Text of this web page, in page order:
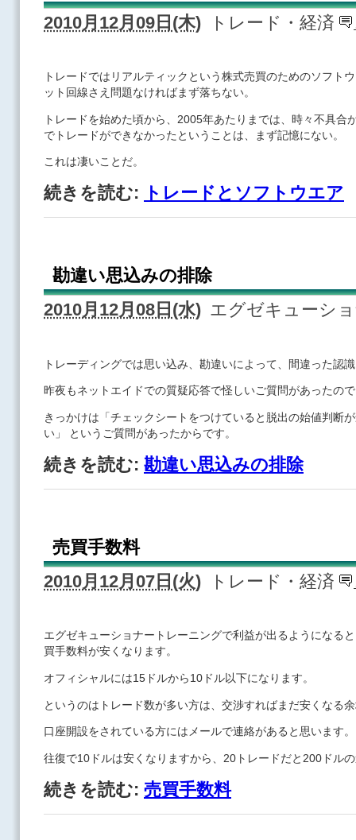
2010月12月09日(木)
トレード・経済
トレードではリアルティックという株式売買のためのソフト
ット回線さえ問題なければまず落ちない。
トレードを始めた頃から、2005年あたりまでは、時々不具
でトレードができなかったということは、まず記憶にない。
これは凄いことだ。
続きを読む: トレードとソフトウエア
勘違い思込みの排除
2010月12月08日(水) エグゼキューシ
トレーディングでは思い込み、勘違いによって、間違った認
昨夜もネットエイドでの質疑応答で怪しいご質問があったの
きっかけは「チェックシートをつけていると脱出の始値判
い」 というご質問があったからです。
続きを読む: 勘違い思込みの排除
売買手数料
2010月12月07日(火)
トレード・経済
エグゼキューショナートレーニングで利益が出るようになる
買手数料が安くなります。
オフィシャルには15ドルから10ドル以下になります。
というのはトレード数が多い方は、交渉すればまだ安くなる
口座開設をされている方にはメールで連絡があると思います。
往復で10ドルは安くなりますから、20トレードだと200ドル
続きを読む: 売買手数料